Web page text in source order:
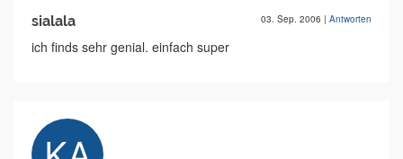
sialala 03. Sep. 2006 | Antworten
ich finds sehr genial. einfach super